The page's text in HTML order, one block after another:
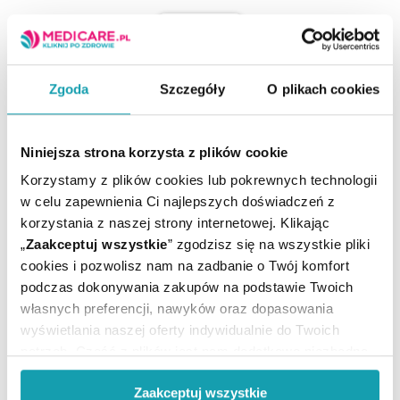
Zgoda Szczegóły O plikach cookies
Niniejsza strona korzysta z plików cookie
Korzystamy z plików cookies lub pokrewnych technologii
w celu zapewnienia Ci najlepszych doświadczeń z
korzystania z naszej strony internetowej. Klikając
„Zaakceptuj wszystkie” zgodzisz się na wszystkie pliki
cookies i pozwolisz nam na zadbanie o Twój komfort
podczas dokonywania zakupów na podstawie Twoich
własnych preferencji, nawyków oraz dopasowania
wyświetlania naszej oferty indywidualnie do Twoich
do prawidłowego działania Portalu oraz jego
funkcjonalności. W zależności od funkcji, dane o tym jak
Zaakceptuj wszystkie
MOŻE CI SIĘ PRZYDAĆ